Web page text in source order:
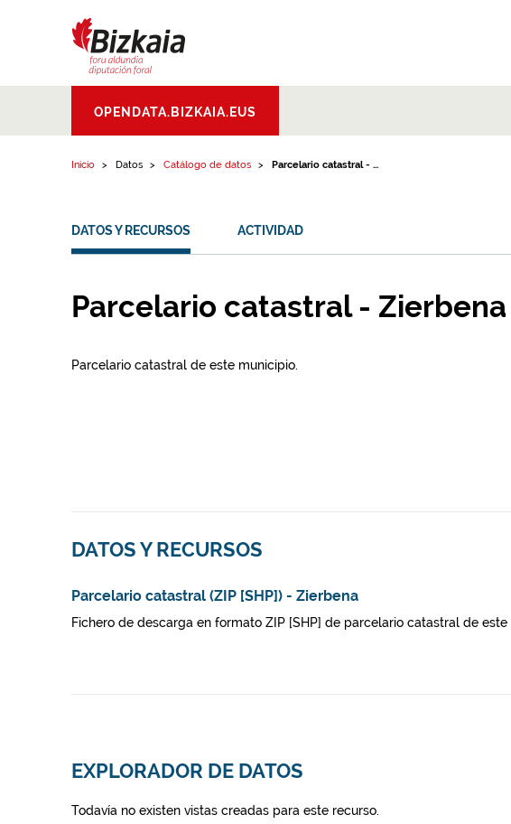
Aldundia.Diputacion
Foral de Bizkaia
OPENDATA.BIZKAIA.EUS
Inicio Datos Catálogo de datos Parcelario catastral - ...
DATOS Y RECURSOS ACTIVIDAD
Parcelario catastral - Zierbena
Parcelario catastral de este municipio.
DATOS Y RECURSOS
Parcelario catastral (ZIP [SHP]) - Zierbena
Fichero de descarga en formato ZIP [SHP] de parcelario catastral de este
EXPLORADOR DE DATOS
Todavía no existen vistas creadas para este recurso.